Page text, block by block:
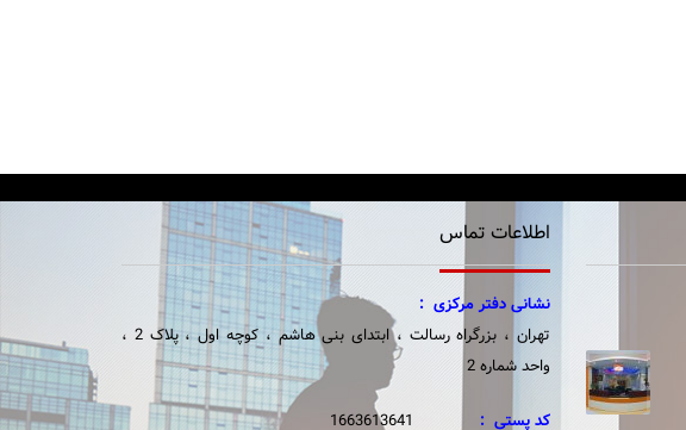
اطلاعات تماس
نشانی دفتر مرکزی :
تهران ، بزرگراه رسالت ، ابتدای بنی هاشم ، کوچه اول ، پلاک 2 ،
واحد شماره 2
کد پستی :